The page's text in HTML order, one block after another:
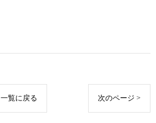
一覧に戻る 次のページ >